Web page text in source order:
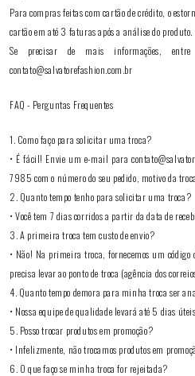
Para compras feitas com cartão de crédito, o
cartão em até 3 faturas após a análise do produto.
Se precisar de mais informações,
contato@salvatorefashion.com.br
FAQ - Perguntas Frequentes
1. Como faço para solicitar uma troca?
• É fácil! Envie um e-mail para
7985 com o número do seu pedido, motivo da
2. Quanto tempo tenho para solicitar uma troca?
• Você tem 7 dias corridos a partir da data de
3. A primeira troca tem custo de envio?
• Não! Na primeira troca, fornecemos um código
precisa levar ao ponto de troca (agência dos
4. Quanto tempo demora para minha troca ser
• Nossa equipe de qualidade levará até 5 dias
5. Posso trocar produtos em promoção?
• Infelizmente, não trocamos produtos em
6. O que faço se minha troca for rejeitada?